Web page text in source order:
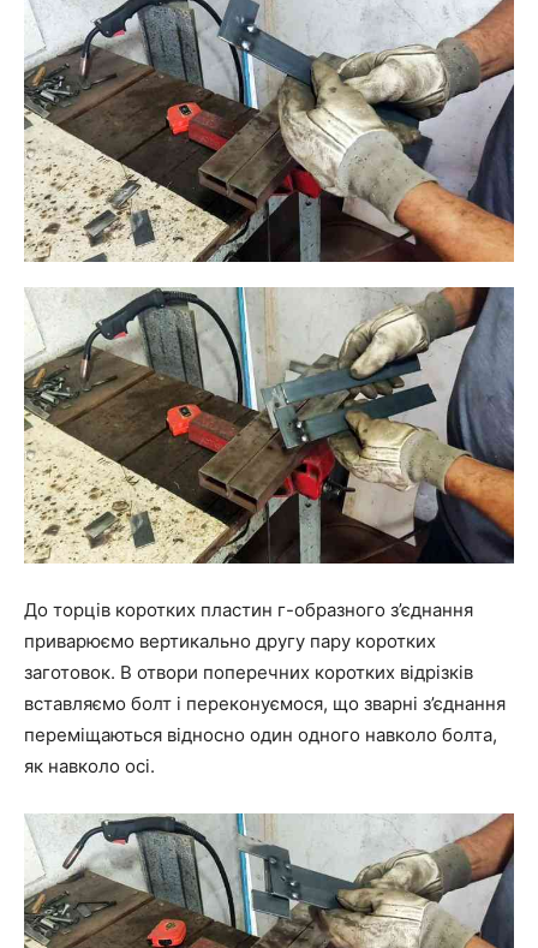
До торців коротких пластин г-образного з’єднання
приварюємо вертикально другу пару коротких
заготовок. В отвори поперечних коротких відрізків
вставляємо болт і переконуємося, що зварні з’єднання
переміщаються відносно один одного навколо болта,
як навколо осі.